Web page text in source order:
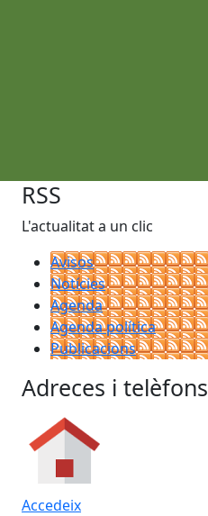
RSS
L'actualitat a un clic
Avisos
Notícies
Agenda
Agenda política
Publicacions
Adreces i telèfons
Accedeix